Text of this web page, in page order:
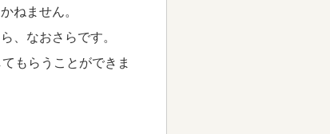
ねません。
、なおさらです。
もらうことができま